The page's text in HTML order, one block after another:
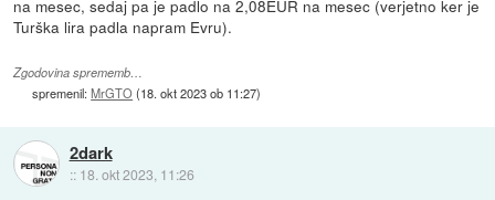
na mesec, sedaj pa je padlo na 2,08EUR na mesec (verjetno ker je
Turška lira padla napram Evru).
Zgodovina sprememb…
spremenil:MrGTO(18. okt 2023 ob 11:27)
2dark
:: 18. okt 2023, 11:26